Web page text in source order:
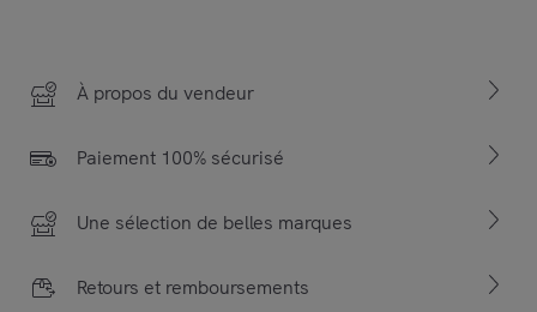
À propos du vendeur
Paiement 100% sécurisé
Une sélection de belles marques
Retours et remboursements